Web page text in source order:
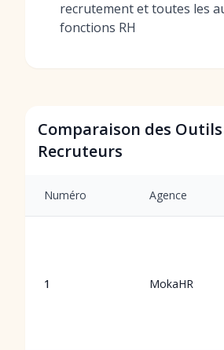
recrutement et toutes les
fonctions RH
Comparaison des
Recruteurs
Numéro Agence
1 MokaHR